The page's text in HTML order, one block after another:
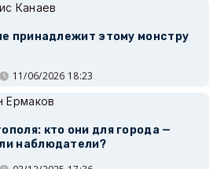
Канаев
принадлежит этому монстру
11/06/2026 18:23
Ермаков
кто они для города —
наблюдатели?